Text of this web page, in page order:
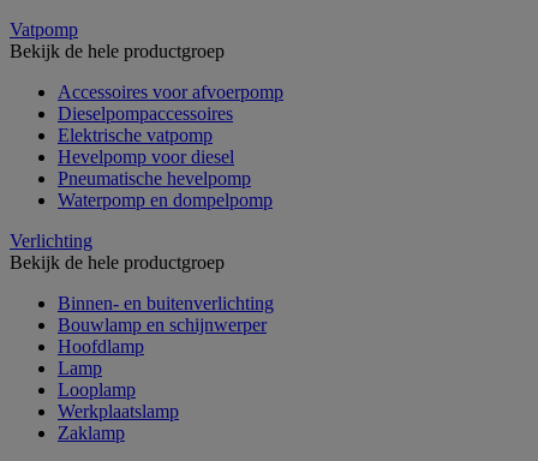
Vatpomp
Bekijk de hele productgroep
Accessoires voor afvoerpomp
Dieselpompaccessoires
Elektrische vatpomp
Hevelpomp voor diesel
Pneumatische hevelpomp
Waterpomp en dompelpomp
Verlichting
Bekijk de hele productgroep
Binnen- en buitenverlichting
Bouwlamp en schijnwerper
Hoofdlamp
Lamp
Looplamp
Werkplaatslamp
Zaklamp